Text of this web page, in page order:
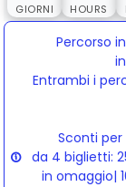
GIORNI HOURS
Percorso
Entrambi i
Sconti
da 4 biglietti:
in omaggio|